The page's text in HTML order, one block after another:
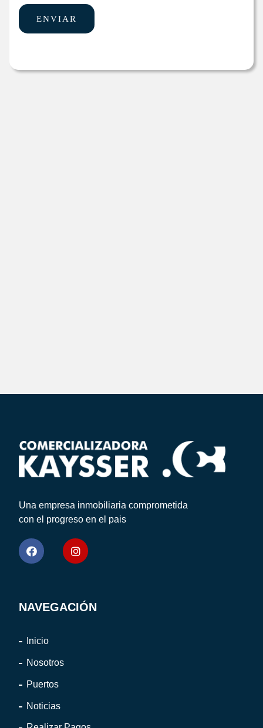
Una empresa inmobiliaria comprometida
con el progreso en el pais
NAVEGACIÓN
Inicio
Nosotros
Puertos
Noticias